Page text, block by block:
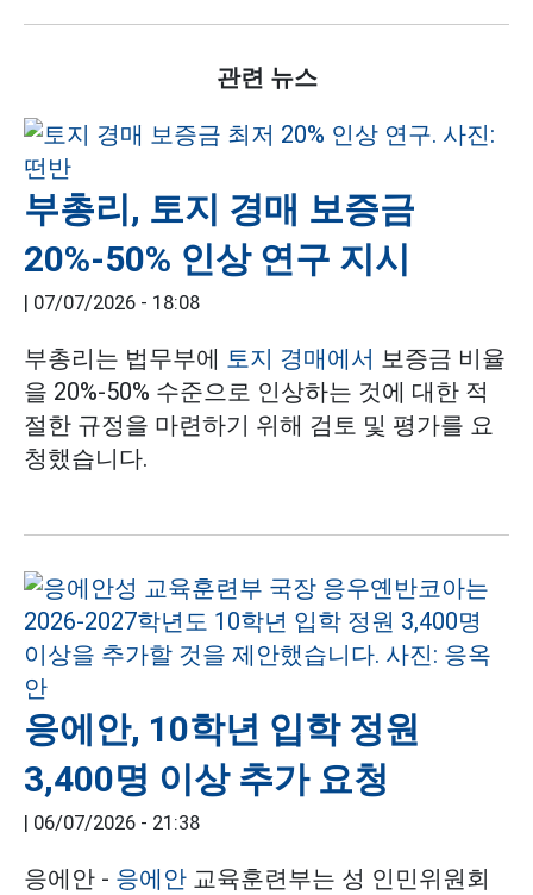
관련 뉴스
부총리, 토지 경매 보증금
20%-50% 인상 연구 지시
| 07/07/2026 - 18:08
부총리는 법무부에 토지 경매에서 보증금 비율
을 20%-50% 수준으로 인상하는 것에 대한 적
절한 규정을 마련하기 위해 검토 및 평가를 요
청했습니다.
응에안, 10학년 입학 정원
3,400명 이상 추가 요청
| 06/07/2026 - 21:38
응에안 - 응에안 교육훈련부는 성 인민위원회